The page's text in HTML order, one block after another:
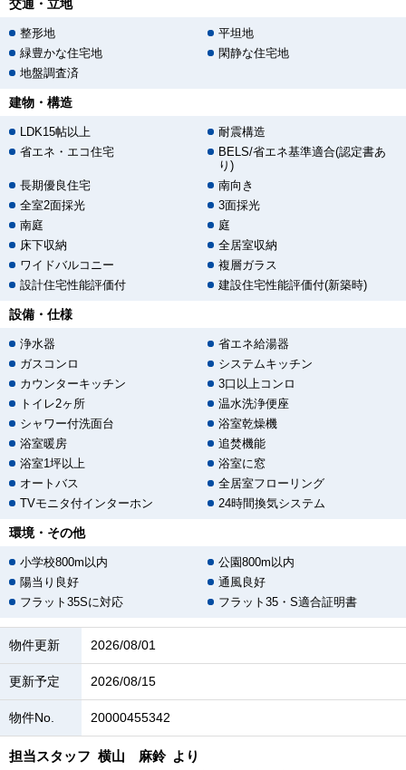
交通・立地
整形地
平坦地
緑豊かな住宅地
閑静な住宅地
地盤調査済
建物・構造
LDK15帖以上
耐震構造
省エネ・エコ住宅
BELS/省エネ基準適合(認定書あ
り)
長期優良住宅
南向き
全室2面採光
3面採光
南庭
庭
床下収納
全居室収納
ワイドバルコニー
複層ガラス
設計住宅性能評価付
建設住宅性能評価付(新築時)
設備・仕様
浄水器
省エネ給湯器
ガスコンロ
システムキッチン
カウンターキッチン
3口以上コンロ
トイレ2ヶ所
温水洗浄便座
シャワー付洗面台
浴室乾燥機
浴室暖房
追焚機能
浴室1坪以上
浴室に窓
オートバス
全居室フローリング
TVモニタ付インターホン
24時間換気システム
環境・その他
小学校800m以内
公園800m以内
陽当り良好
通風良好
フラット35Sに対応
フラット35・S適合証明書
物件更新 2026/08/01
更新予定 2026/08/15
物件No. 20000455342
担当スタッフ 横山 麻鈴 より